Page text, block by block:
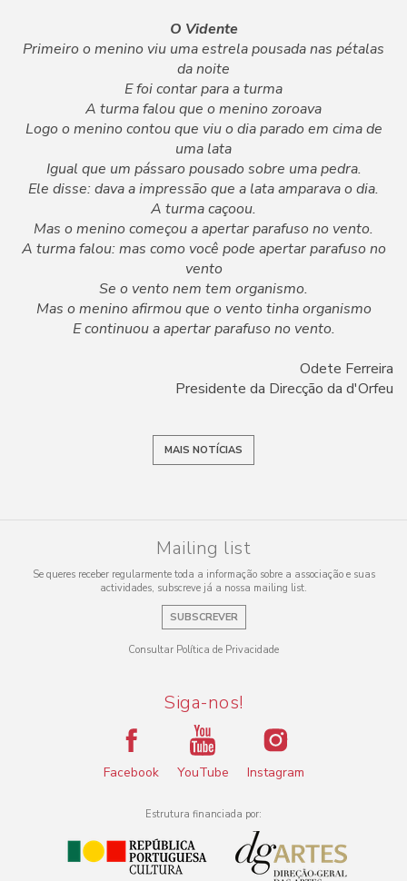
O Vidente
Primeiro o menino viu uma estrela pousada nas pétalas
da noite
E foi contar para a turma
A turma falou que o menino zoroava
Logo o menino contou que viu o dia parado em cima de
uma lata
Igual que um pássaro pousado sobre uma pedra.
Ele disse: dava a impressão que a lata amparava o dia.
A turma caçoou.
Mas o menino começou a apertar parafuso no vento.
A turma falou: mas como você pode apertar parafuso no
vento
Se o vento nem tem organismo.
Mas o menino afirmou que o vento tinha organismo
E continuou a apertar parafuso no vento.
Odete Ferreira
Presidente da Direcção da d'Orfeu
MAIS NOTÍCIAS
Mailing list
Se queres receber regularmente toda a informação sobre a associação e suas
actividades, subscreve já a nossa mailing list.
SUBSCREVER
Consultar Política de Privacidade
Siga-nos!
Facebook YouTube Instagram
Estrutura financiada por: